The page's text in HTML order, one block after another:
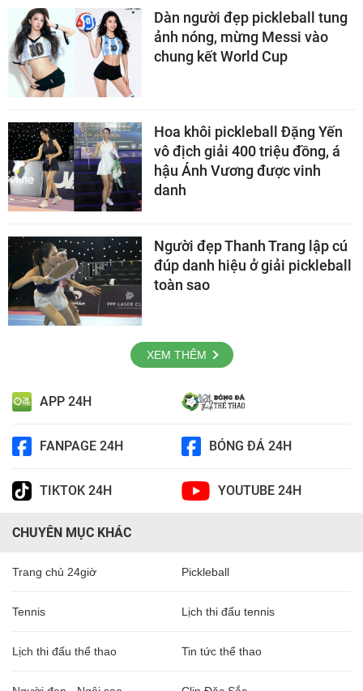
Dàn người đẹp pickleball tung
ảnh nóng, mừng Messi vào
chung kết World Cup
Hoa khôi pickleball Đặng Yến
vô địch giải 400 triệu đồng, á
hậu Ánh Vương được vinh
danh
Người đẹp Thanh Trang lập cú
đúp danh hiệu ở giải pickleball
toàn sao
XEM THÊM
APP 24H
FANPAGE 24H BÓNG ĐÁ 24H
TIKTOK 24H YOUTUBE 24H
CHUYÊN MỤC KHÁC
Trang chủ 24giờ Pickleball
Tennis Lịch thi đấu tennis
Lịch thi đấu thể thao Tin tức thể thao